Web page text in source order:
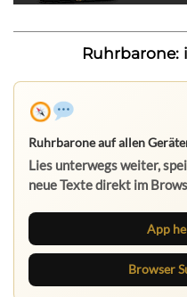
Ruhrbarone auf allen
Lies unterwegs weiter,
neue Texte direkt im
App
Browser